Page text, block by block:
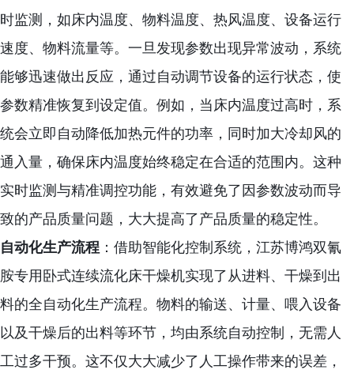
时监测，如床内温度、物料温度、热风温度、设备运行
速度、物料流量等。一旦发现参数出现异常波动，系统
能够迅速做出反应，通过自动调节设备的运行状态，使
参数精准恢复到设定值。例如，当床内温度过高时，系
统会立即自动降低加热元件的功率，同时加大冷却风的
通入量，确保床内温度始终稳定在合适的范围内。这种
实时监测与精准调控功能，有效避免了因参数波动而导
致的产品质量问题，大大提高了产品质量的稳定性。
自动化生产流程 ：借助智能化控制系统，江苏博鸿双氰
胺专用卧式连续流化床干燥机实现了从进料、干燥到出
料的全自动化生产流程。物料的输送、计量、喂入设备
以及干燥后的出料等环节，均由系统自动控制，无需人
工过多干预。这不仅大大减少了人工操作带来的误差，